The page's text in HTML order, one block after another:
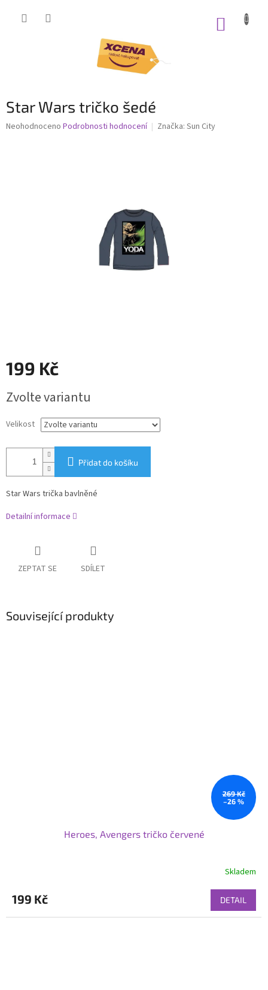
Star Wars tričko šedé
Průměrné
Neohodnoceno Podrobnosti hodnocení Značka: Sun City
199 Kč
cena:
Zvolte variantu
Velikost
Přidat do košíku
Star Wars trička bavlněné
Detailní informace
ZEPTAT SE SDÍLET
Související produkty
269 Kč
–26 %
Heroes, Avengers tričko červené
Skladem
199 Kč DETAIL